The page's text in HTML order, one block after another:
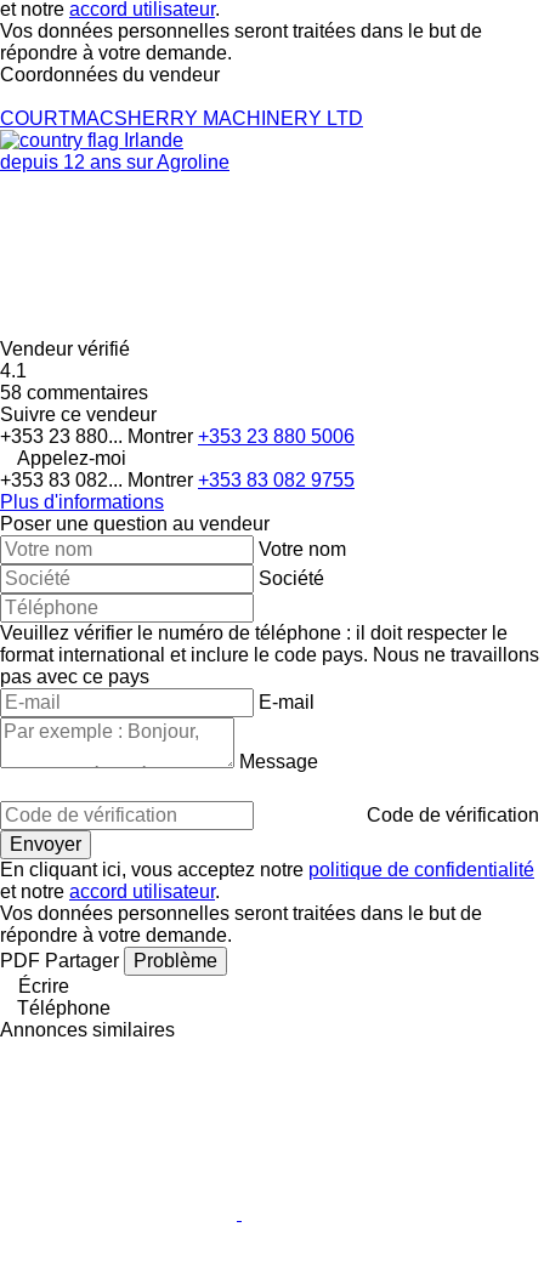
et notre accord utilisateur.
Vos données personnelles seront traitées dans le but de
répondre à votre demande.
Coordonnées du vendeur
COURTMACSHERRY MACHINERY LTD
Irlande
depuis 12 ans sur Agroline
Vendeur vérifié
4.1
58 commentaires
Suivre ce vendeur
+353 23 880... Montrer +353 23 880 5006
Appelez-moi
+353 83 082... Montrer +353 83 082 9755
Plus d'informations
Poser une question au vendeur
Votre nom
Société
Veuillez vérifier le numéro de téléphone : il doit respecter le
format international et inclure le code pays. Nous ne travaillons
pas avec ce pays
E-mail
Message
Code de vérification
En cliquant ici, vous acceptez notre politique de confidentialité
et notre accord utilisateur.
Vos données personnelles seront traitées dans le but de
répondre à votre demande.
PDF Partager
Problème
Écrire
Téléphone
Annonces similaires